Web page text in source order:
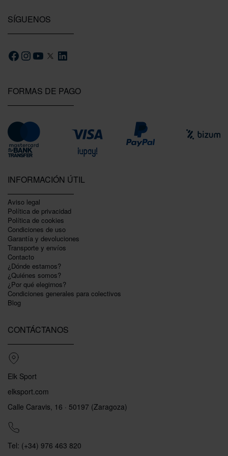
FORMAS DE PAGO
INFORMACIÓN ÚTIL
Aviso legal
Política de privacidad
Polí­tica de cookies
Condiciones de uso
Garantí­a y devoluciones
Transporte y envíos
Contacto
¿Dónde estamos?
¿Quiénes somos?
¿Por qué elegirnos?
Condiciones generales para colectivos
Blog
CONTÁCTANOS
Elk Sport
elksport.com
Calle Caravis, 16 · 50197 (Zaragoza)
Tel: (+34) 976 463 820
SÍGUENOS